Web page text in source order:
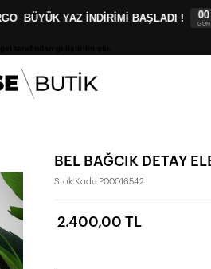
BÜYÜK YAZ İNDİRİMİ BAŞLADI ! 00 00
SAAT
BEL BAĞCIK DETAY
Stok Kodu P00016542
2.400,00 TL